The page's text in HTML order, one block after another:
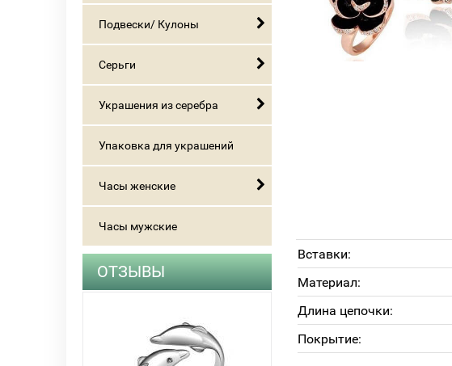
Подвески/ Кулоны
Серьги
Украшения из серебра
Упаковка для украшений
Часы женские
Часы мужские
ОТЗЫВЫ
Вставки:
Материал:
Длина цепочки:
Покрытие: